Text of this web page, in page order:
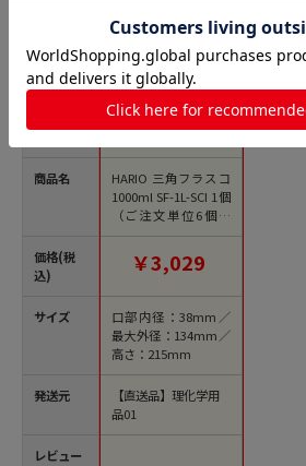
商品名
価格(税
込)
サイズ
発送元
レビュー
HARIO 三角フラスコ
1000ml SF-1L-SCI 1個
（ご注文単位6個）
【直送品】
￥3,029
口部内径：38mm／
最大外径：134mm／
高さ：215mm
【直送品】理化学用
品01